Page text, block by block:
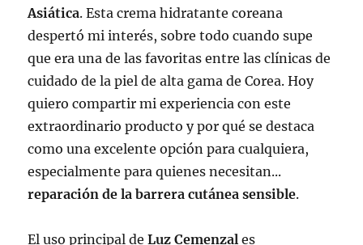
Asiática. Esta crema hidratante coreana
despertó mi interés, sobre todo cuando supe
que era una de las favoritas entre las clínicas de
cuidado de la piel de alta gama de Corea. Hoy
quiero compartir mi experiencia con este
extraordinario producto y por qué se destaca
como una excelente opción para cualquiera,
especialmente para quienes necesitan...
reparación de la barrera cutánea sensible.
El uso principal deLuz Cemenzal es